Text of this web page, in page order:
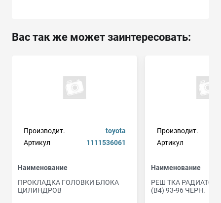
Вас так же может заинтересовать:
Производит.
toyota
Артикул
1111536061
Наименование
ПРОКЛАДКА ГОЛОВКИ БЛОКА
ЦИЛИНДРОВ
Производит.
Артикул
Наименование
РЕШ ТКА РАДИАТОРА
(B4) 93-96 ЧЕРН.